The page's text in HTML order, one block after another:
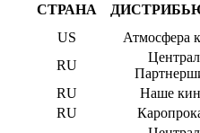
СТРАНА
US Атмосфера
RU
Централ
RU Наше
RU